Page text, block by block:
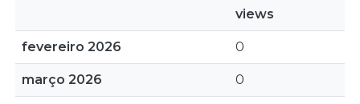
views
fevereiro 2026 0
março 2026 0